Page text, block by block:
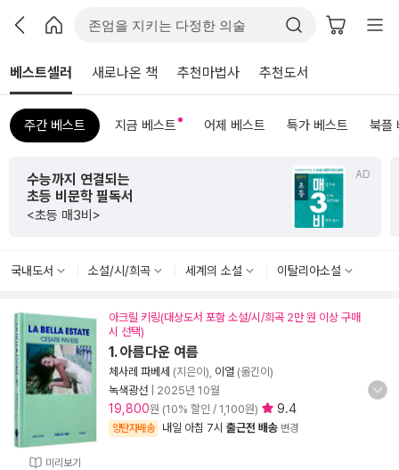
베스트셀러 새로나온 책 추천마법사 추천도서
주간 베스트 지금 베스트 어제 베스트 특가 베스트 북플
AD
초판 한정 한지 제작본!
<그리하여 어느 날 사랑이여>
국내도서 소설/시/희곡 세계의 소설 이탈리아소설
미리보기
아크릴 키링(대상도서 포함 소설/시/희곡 2만 원 이상 구매
시 선택)
1. 아름다운 여름
체사레 파베세 (지은이), 이열 (옮긴이)
녹색광선
2025년 10월
19,800원 (10% 할인 / 1,100원) 9.4
양탄자배송 내일 아침 7시 출근전 배송 변경